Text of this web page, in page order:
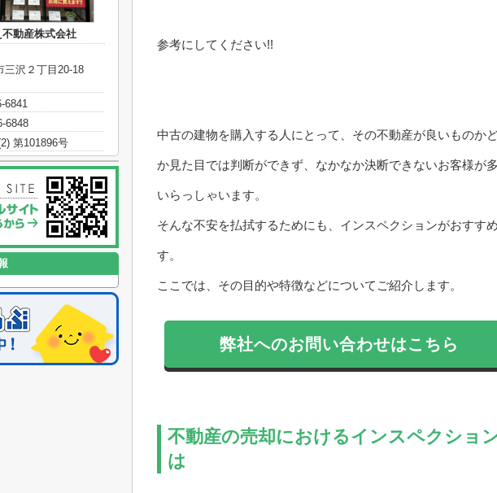
参考にしてください!!
中古の建物を購入する人にとって、その不動産が良いものか
か見た目では判断ができず、なかなか決断できないお客様が多
いらっしゃいます。
そんな不安を払拭するためにも、インスペクションがおすす
す。
ここでは、その目的や特徴などについてご紹介します。
弊社へのお問い合わせはこちら
不動産の売却におけるインスペクショ
は
不動産株式会社
三沢２丁目20-18
6841
6848
第101896号